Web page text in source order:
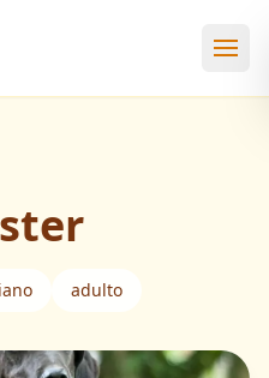
adulto